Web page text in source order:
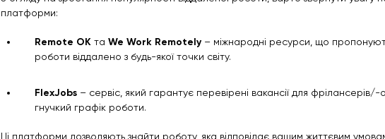
платформи:
Remote OKта We Work Remotely– міжнародні ресурси, що
роботи віддалено з будь-якої точки світу.
FlexJobs– сервіс, який гарантує перевірені вакансії для фрілансерів/-
гнучкий графік роботи.
Ці платформи дозволяють знайти роботу, яка відповідає вашим життєвим